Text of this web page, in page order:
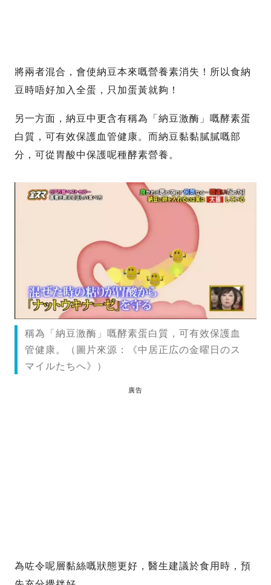
將兩者混合，會使納豆本來嘅營養素消失！所以食納
豆時唔好加入全蛋，只加蛋黃就夠！
另一方面，納豆中更含有稱為「納豆激酶」嘅酵素蛋
白質，可有效保護血管健康。而納豆黏黏膩膩嘅部
分，可從胃酸中保護呢種酵素營養。
稱為「納豆激酶」嘅酵素蛋白質，可有效保護血
管健康。（圖片來源：《中居正広の金曜日のス
マイルたちへ》）
廣告
為咗令呢層黏絲嘅狀態更好，醫生建議於食用時，預